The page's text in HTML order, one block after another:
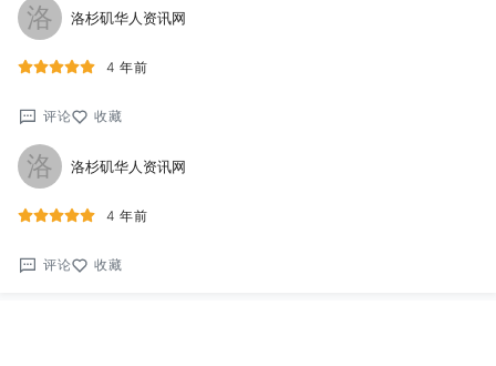
洛 洛杉矶华人资讯网
4 年前
评论 收藏
洛 洛杉矶华人资讯网
4 年前
评论 收藏